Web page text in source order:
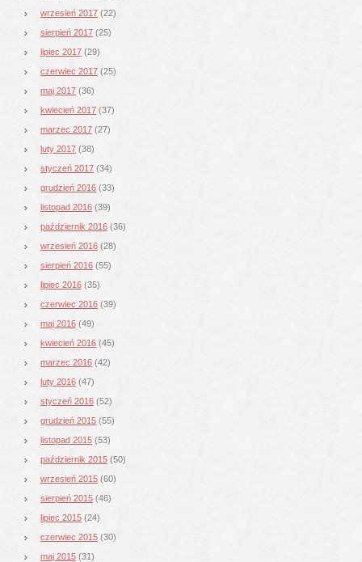
wrzesień 2017 (22)
sierpień 2017 (25)
lipiec 2017 (29)
czerwiec 2017 (25)
maj 2017 (36)
kwiecień 2017 (37)
marzec 2017 (27)
luty 2017 (38)
styczeń 2017 (34)
grudzień 2016 (33)
listopad 2016 (39)
październik 2016 (36)
wrzesień 2016 (28)
sierpień 2016 (55)
lipiec 2016 (35)
czerwiec 2016 (39)
maj 2016 (49)
kwiecień 2016 (45)
marzec 2016 (42)
luty 2016 (47)
styczeń 2016 (52)
grudzień 2015 (55)
listopad 2015 (53)
październik 2015 (50)
wrzesień 2015 (60)
sierpień 2015 (46)
lipiec 2015 (24)
czerwiec 2015 (30)
maj 2015 (31)